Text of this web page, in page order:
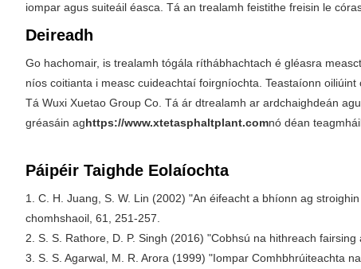
iompar agus suiteáil éasca. Tá an trealamh feistithe freisin le
Deireadh
Go hachomair, is trealamh tógála ríthábhachtach é gléasra
níos coitianta i measc cuideachtaí foirgníochta. Teastaíonn
Tá Wuxi Xuetao Group Co. Tá ár dtrealamh ar ardchaighdeán
gréasáin aghttps://www.xtetasphaltplant.comnó déan
Páipéir Taighde Eolaíochta
1. C. H. Juang, S. W. Lin (2002) "An éifeacht a bhíonn ag
chomhshaoil, 61, 251-257.
2. S. S. Rathore, D. P. Singh (2016) "Cobhsú na hithreach
3. S. S. Agarwal, M. R. Arora (1999) "Iompar Comhbhrúiteachta